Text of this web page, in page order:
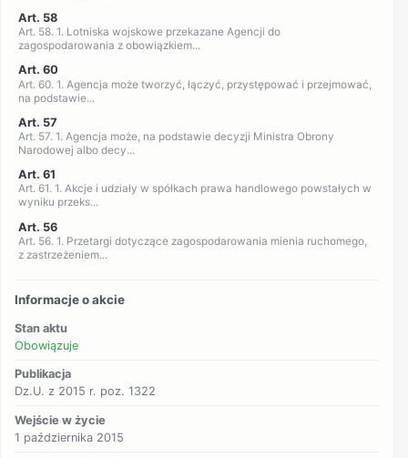
Art. 58
Art. 58. 1. Lotniska wojskowe przekazane Agencji do
zagospodarowania z obowiązkiem...
Art. 60
Art. 60. 1. Agencja może tworzyć, łączyć, przystępować i przejmować,
na podstawie...
Art. 57
Art. 57. 1. Agencja może, na podstawie decyzji Ministra Obrony
Narodowej albo decy...
Art. 61
Art. 61. 1. Akcje i udziały w spółkach prawa handlowego powstałych w
wyniku przeks...
Art. 56
Art. 56. 1. Przetargi dotyczące zagospodarowania mienia ruchomego,
z zastrzeżeniem...
Informacje o akcie
Stan aktu
Obowiązuje
Publikacja
Dz.U. z 2015 r. poz. 1322
Wejście w życie
1 października 2015